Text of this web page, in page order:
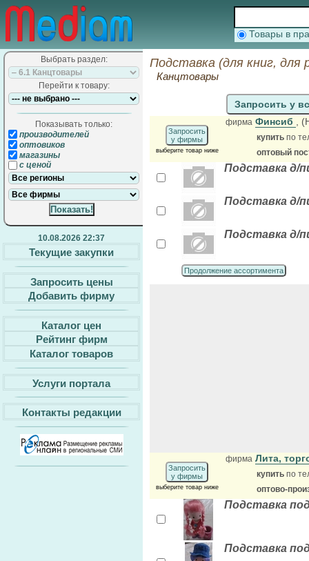
Товары в
Выбрать раздел:
Перейти к товару:
Показывать только:
производителей
оптовиков
магазины
с ценой
10.08.2026 22:37
Текущие закупки
Запросить цены
Добавить фирму
Каталог цен
Рейтинг фирм
Каталог товаров
Услуги портала
Контакты редакции
Подставка (для книг,
Канцтовары
Запросить у
Запросить
у фирмы
выберите товар ниже
фирма Финсиб ,
купить по
оптовый
Подставка д/
Подставка д/
Подставка д/
Продолжение ассортимента
Запросить
у фирмы
выберите товар ниже
фирма Лита,
купить по
оптово-
Подставка
Подставка